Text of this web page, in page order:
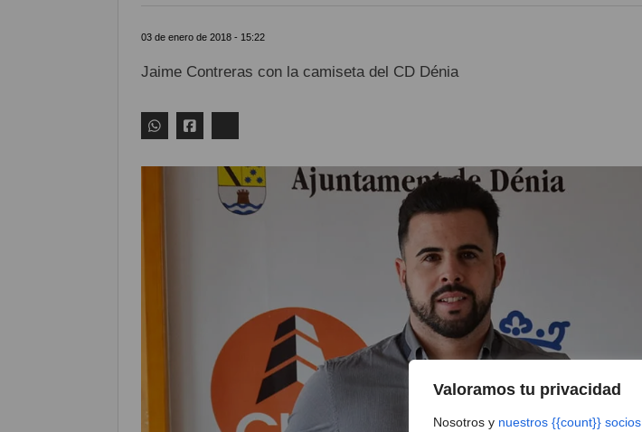
Valoramos tu privacidad
Nosotros y nuestros {{count}} socios
03 de enero de 2018 - 15:22
Jaime Contreras con la camiseta del CD Dénia